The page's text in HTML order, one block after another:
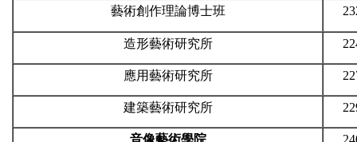
藝術創作理論博士班
造形藝術研究所
應用藝術研究所
建築藝術研究所
音像藝術學院